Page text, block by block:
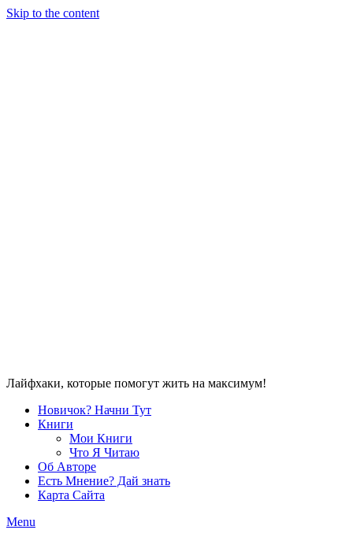
Skip to the content
Лайфхаки, которые помогут жить на максимум!
Новичок? Начни Тут
Книги
Мои Книги
Что Я Читаю
Об Авторе
Есть Мнение? Дай знать
Карта Сайта
Menu